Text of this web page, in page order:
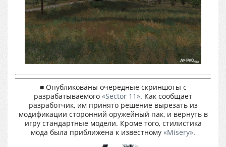
■ Опубликованы очередные скриншоты с
разрабатываемого «Sector 11». Как сообщает
разработчик, им принято решение вырезать из
модификации сторонний оружейный пак, и вернуть в
игру стандартные модели. Кроме того, стилистика
мода была приближена к известному «Misery».